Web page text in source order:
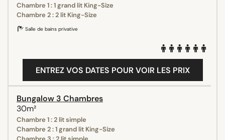
Chambre 1 : 1 grand lit King-Size
Chambre 2 : 2 lit King-Size
Salle de bains privative
ENTREZ VOS DATES POUR VOIR LES PRIX
Bungalow 3 Chambres
30m²
Chambre 1 : 2 lit simple
Chambre 2 : 1 grand lit King-Size